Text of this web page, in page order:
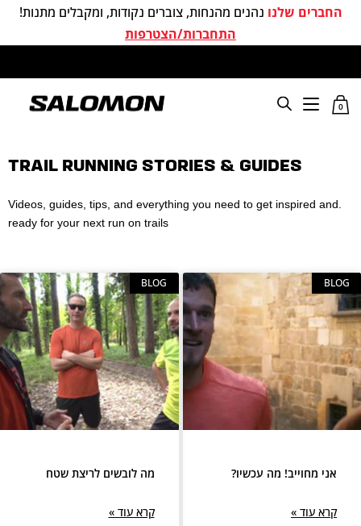
החברים שלנו נהנים מהנחות, צוברים נקודות, ומקבלים מתנות!
התחברות/הצטרפות
0
TRAIL RUNNING STORIES & GUIDES
.Videos, guides, tips, and everything you need to get inspired and
ready for your next run on trails
BLOG
אני מחוייב! מה עכשיו?
קרא עוד »
BLOG
מה לובשים לריצת שטח
קרא עוד »